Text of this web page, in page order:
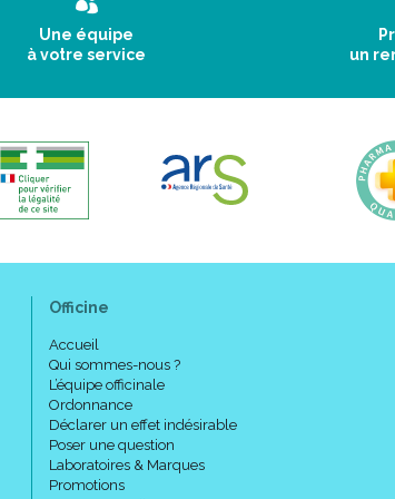
qualité
gagner la
Exigence
Notre
Notre équipe
production,
Nous suivons
Notre pôle
Notre
Une équipe
à votre service
un
Officine
Accueil
Qui sommes-nous ?
L’équipe officinale
Ordonnance
Déclarer un effet indésirable
Poser une question
Laboratoires & Marques
Promotions